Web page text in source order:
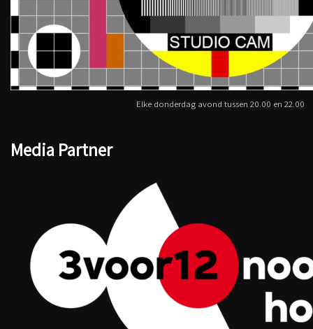
Elke donderdag avond tussen 20.00 en 22.00
Media Partner